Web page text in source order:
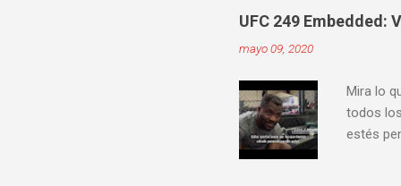
ver
UFC 249 Embedded:
mayo 09, 2020
Mira lo
todos
estés